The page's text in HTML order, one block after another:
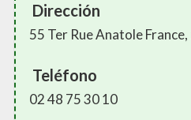
Dirección
55 Ter Rue Anatole
Teléfono
02 48 75 30 10